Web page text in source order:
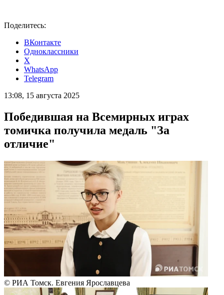
Поделитесь:
ВКонтакте
Одноклассники
X
WhatsApp
Telegram
13:08, 15 августа 2025
Победившая на Всемирных играх
томичка получила медаль "За
отличие"
© РИА Томск. Евгения Ярославцева